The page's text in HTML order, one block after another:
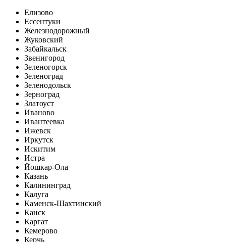
Елизово
Ессентуки
Железнодорожный
Жуковский
Забайкальск
Звенигород
Зеленогорск
Зеленоград
Зеленодольск
Зерноград
Златоуст
Иваново
Ивантеевка
Ижевск
Иркутск
Искитим
Истра
Йошкар-Ола
Казань
Калининград
Калуга
Каменск-Шахтинский
Канск
Каргат
Кемерово
Керчь